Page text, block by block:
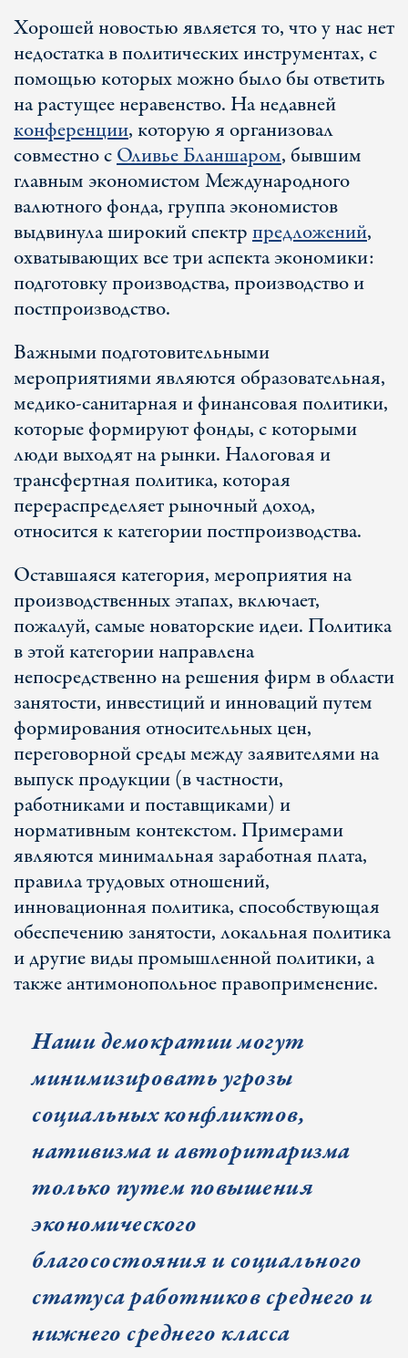
Хорошей новостью является то, что у нас нет
недостатка в политических инструментах, с
помощью которых можно было бы ответить
на растущее неравенство. На недавней
конференции, которую я организовал
совместно сОливье Бланшаром, бывшим
главным экономистом Международного
валютного фонда, группа экономистов
выдвинула широкий спектрпредложений,
охватывающих все три аспекта экономики:
подготовку производства, производство и
постпроизводство.
Важными подготовительными
мероприятиями являются образовательная,
медико-санитарная и финансовая политики,
которые формируют фонды, с которыми
люди выходят на рынки. Налоговая и
трансфертная политика, которая
перераспределяет рыночный доход,
относится к категории постпроизводства.
Оставшаяся категория, мероприятия на
производственных этапах, включает,
пожалуй, самые новаторские идеи. Политика
в этой категории направлена ​​
непосредственно на решения фирм в области
занятости, инвестиций и инноваций путем
формирования относительных цен,
переговорной среды между заявителями на
выпуск продукции (в частности,
работниками и поставщиками) и
нормативным контекстом. Примерами
являются минимальная заработная плата,
правила трудовых отношений,
инновационная политика, способствующая
обеспечению занятости, локальная политика
и другие виды промышленной политики, а
также антимонопольное правоприменение.
Наши демократии могут
минимизировать угрозы
социальных конфликтов,
нативизма и авторитаризма
только путем повышения
экономического
благосостояния и социального
статуса работников среднего и
нижнего среднего класса